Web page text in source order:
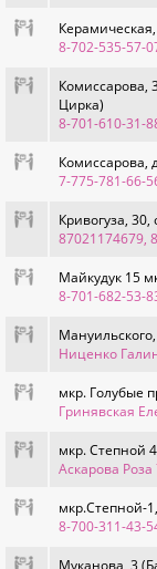
8-702-535-57-
Комиссарова,
Цирка)
8-701-610-31-
Комиссарова,
7-775-781-66-
Кривогуза,
87021174679,
Майкудук 15
8-701-682-53-
Ниценко
мкр. Голубые
Гринявская
мкр. Степной
Аскарова
мкр.Степной-
8-700-311-43-
Муканова, 3